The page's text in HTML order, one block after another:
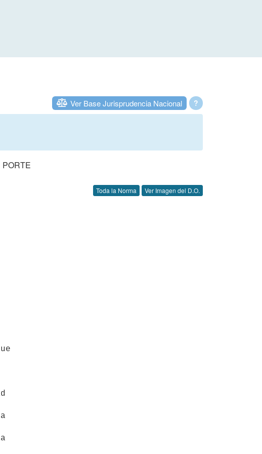
?
Ver Base Jurisprudencia Nacional
Toda la Norma Ver Imagen del D.O.